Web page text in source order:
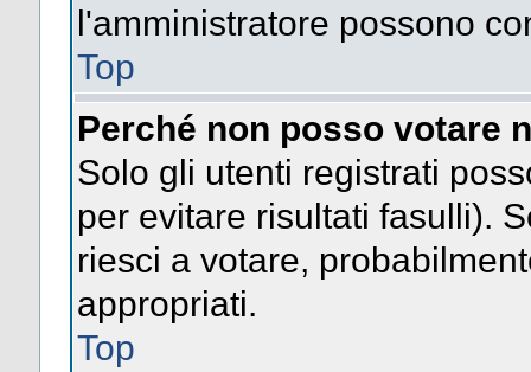
l'amministratore possono
Top
Perché non posso votare
Solo gli utenti registrati
per evitare risultati fasulli).
riesci a votare,
appropriati.
Top